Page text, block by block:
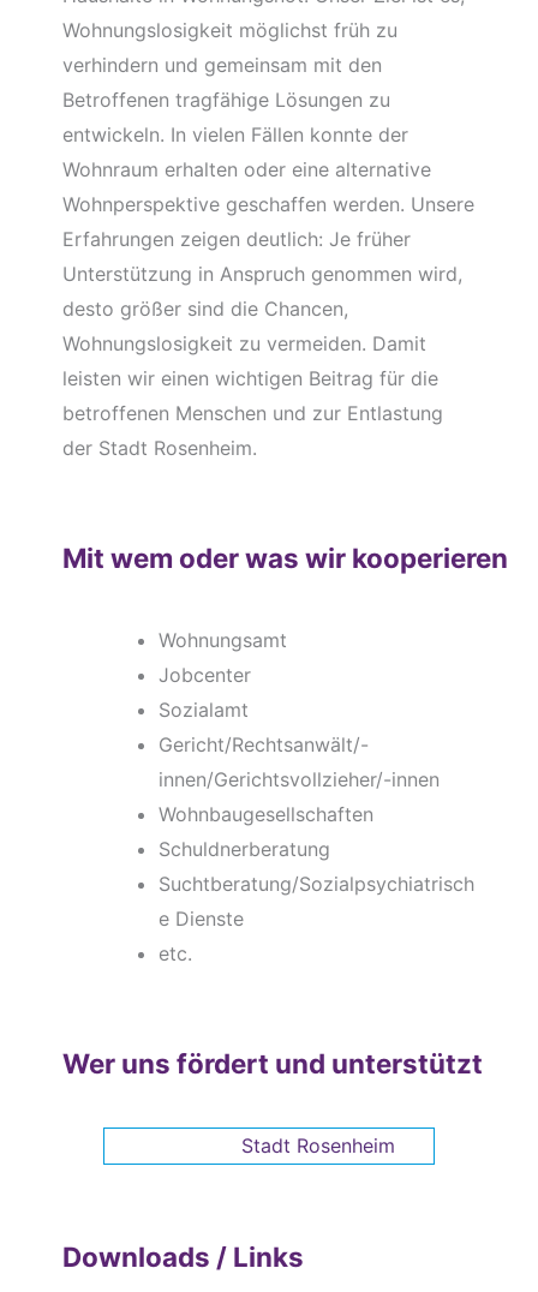
Wohnungslosigkeit möglichst früh zu
verhindern und gemeinsam mit den
Betroffenen tragfähige Lösungen zu
entwickeln. In vielen Fällen konnte der
Wohnraum erhalten oder eine alternative
Wohnperspektive geschaffen werden. Unsere
Erfahrungen zeigen deutlich: Je früher
Unterstützung in Anspruch genommen wird,
desto größer sind die Chancen,
Wohnungslosigkeit zu vermeiden. Damit
leisten wir einen wichtigen Beitrag für die
betroffenen Menschen und zur Entlastung
der Stadt Rosenheim.
Mit wem oder was wir kooperieren
Wohnungsamt
Jobcenter
Sozialamt
Gericht/Rechtsanwält/-
innen/Gerichtsvollzieher/-innen
Wohnbaugesellschaften
Schuldnerberatung
Suchtberatung/Sozialpsychiatrisch
e Dienste
etc.
Wer uns fördert und unterstützt
Stadt Rosenheim
Downloads / Links